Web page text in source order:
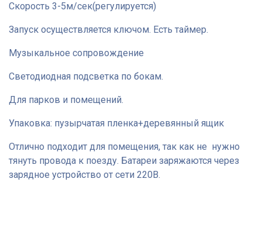
Скорость 3-5м/сек(регулируется)
Запуск осуществляется ключом. Есть таймер.
Музыкальное сопровождение
Светодиодная подсветка по бокам.
Для парков и помещений.
Упаковка: пузырчатая пленка+деревянный ящик
Отлично подходит для помещения, так как не нужно
тянуть провода к поезду. Батареи заряжаются через
зарядное устройство от сети 220В.